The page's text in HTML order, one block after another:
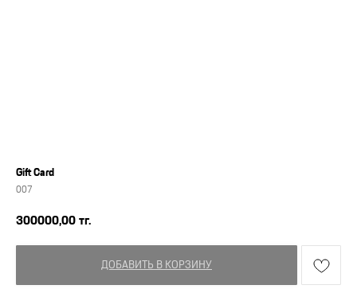
Gift Card
007
300000,00тг.
ДОБАВИТЬ В КОРЗИНУ